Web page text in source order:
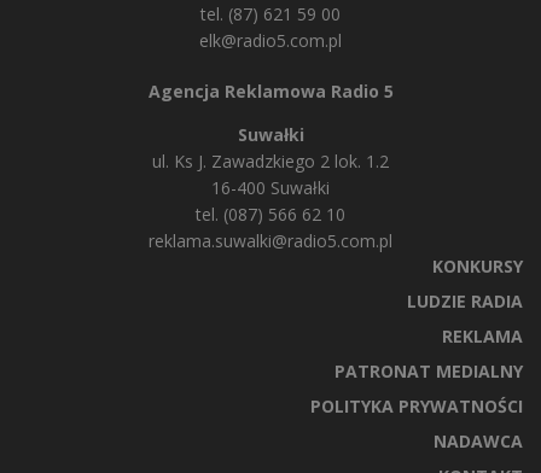
tel. (87) 621 59 00
elk@radio5.com.pl
Agencja Reklamowa Radio 5
Suwałki
ul. Ks J. Zawadzkiego 2 lok. 1.2
16-400 Suwałki
tel. (087) 566 62 10
reklama.suwalki@radio5.com.pl
KONKURSY
LUDZIE RADIA
REKLAMA
PATRONAT MEDIALNY
POLITYKA PRYWATNOŚCI
NADAWCA